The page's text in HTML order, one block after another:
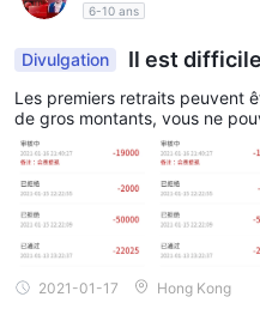
6-10 ans
Divulgation
Il est
HLes premiers retraits peuvent
de gros montants, vous ne
2021-01-17 Hong Kong